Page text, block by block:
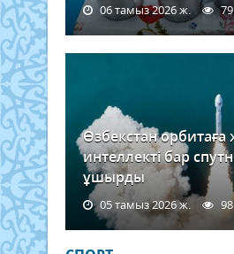
06 тамыз 2026 ж. 79
Өзбекстан
интеллекті бар
ұшырды
05 тамыз 2026 ж. 98